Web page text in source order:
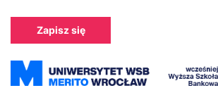
treści
Zapisz się